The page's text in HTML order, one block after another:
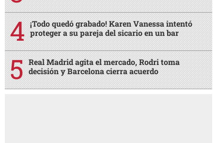
¡Todo quedó grabado! Karen Vanessa intentó
proteger a su pareja del sicario en un bar
Real Madrid agita el mercado, Rodri toma
decisión y Barcelona cierra acuerdo